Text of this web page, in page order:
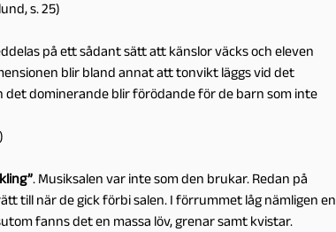
s. 25)
på ett sådant sätt att känslor väcks och eleven
blir bland annat att tonvikt läggs vid det
dominerande blir förödande för de barn som inte
. Musiksalen var inte som den brukar. Redan på
till när de gick förbi salen. I förrummet låg nämligen en
fanns det en massa löv, grenar samt kvistar.